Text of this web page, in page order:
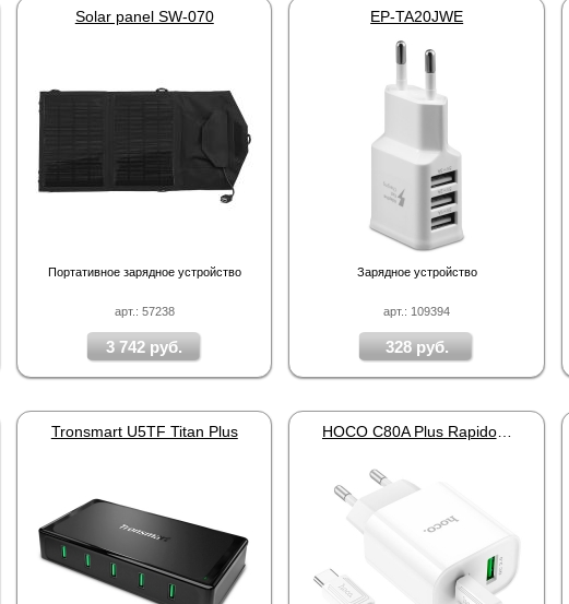
арт.: 57238
Solar panel SW-070
Портативное зарядное устройство
3 742 руб.
арт.: 109394
EP-TA20JWE
Зарядное устройство
328 руб.
Tronsmart U5TF Titan Plus HOCO C80A Plus Rapido Type-C White